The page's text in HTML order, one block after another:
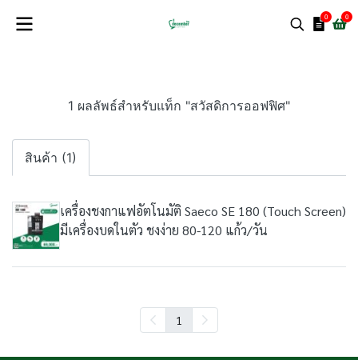
0 0
1 ผลลัพธ์สำหรับแท็ก "สวัสดิการออฟฟิศ"
สินค้า (1)
เครื่องชงกาแฟอัตโนมัติ Saeco SE 180 (Touch Screen)
มีเครื่องบดในตัว ชงง่าย 80-120 แก้ว/วัน
1